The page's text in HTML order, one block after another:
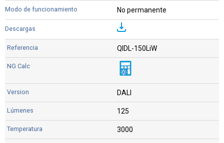
No permanente
QIDL-150LiW
DALI
125
3000